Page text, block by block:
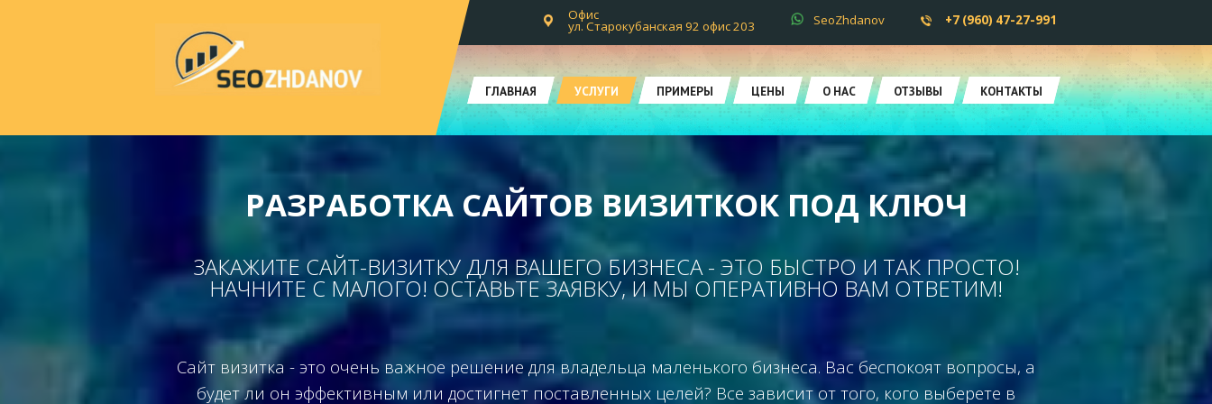
Офис
ул. Старокубанская 92 офис 203 SeoZhdanov +7 (960) 47-27-991
ГЛАВНАЯ УСЛУГИ ПРИМЕРЫ ЦЕНЫ О НАС ОТЗЫВЫ КОНТАКТЫ
РАЗРАБОТКА САЙТОВ ВИЗИТКОК ПОД КЛЮЧ
ЗАКАЖИТЕ САЙТ-ВИЗИТКУ ДЛЯ ВАШЕГО БИЗНЕСА - ЭТО БЫСТРО И ТАК ПРОСТО!
НАЧНИТЕ С МАЛОГО! ОСТАВЬТЕ ЗАЯВКУ, И МЫ ОПЕРАТИВНО ВАМ ОТВЕТИМ!
Сайт визитка - это очень важное решение для владельца маленького бизнеса. Вас беспокоят вопросы, а
будет ли он эффективным или достигнет поставленных целей? Все зависит от того, кого выберете в